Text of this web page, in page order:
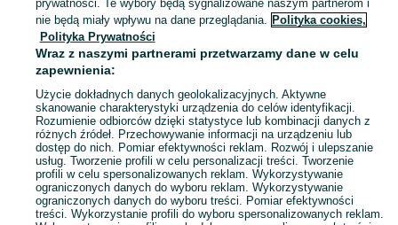
prywatności. Te wybory będą sygnalizowane naszym partnerom i
nie będą miały wpływu na dane przeglądania. Polityka cookies,
Polityka Prywatności
Wraz z naszymi partnerami przetwarzamy dane w celu
zapewnienia:
Użycie dokładnych danych geolokalizacyjnych. Aktywne
skanowanie charakterystyki urządzenia do celów identyfikacji.
Rozumienie odbiorców dzięki statystyce lub kombinacji danych z
różnych źródeł. Przechowywanie informacji na urządzeniu lub
dostęp do nich. Pomiar efektywności reklam. Rozwój i ulepszanie
usług. Tworzenie profili w celu personalizacji treści. Tworzenie
profili w celu spersonalizowanych reklam. Wykorzystywanie
ograniczonych danych do wyboru reklam. Wykorzystywanie
ograniczonych danych do wyboru treści. Pomiar efektywności
treści. Wykorzystanie profili do wyboru spersonalizowanych reklam.